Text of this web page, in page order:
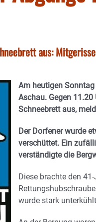
aus:
Am heutigen
Aschau. Gegen
Schneebrett aus,
Der Dorfener wurde
verschüttet. Ein
verständigte die
Diese brachte den
wurde stark